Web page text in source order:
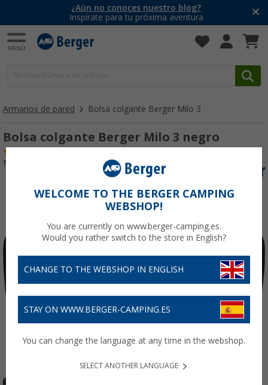
¿Aún no conoces nuestro blog?
Inspírate para tu próxima aventura
Armarios de pared Bolsa colgante Berger Milo 3
Bolsa colgante Berger Milo 3 negro
Nº de artículo 274106
WELCOME TO THE BERGER CAMPING
WEBSHOP!
You are currently on www.berger-camping.es.
Would you rather switch to the store in English?
CHANGE TO THE WEBSHOP IN ENGLISH
STAY ON WWW.BERGER-CAMPING.ES
You can change the language at any time in the webshop.
SELECT ANOTHER LANGUAGE